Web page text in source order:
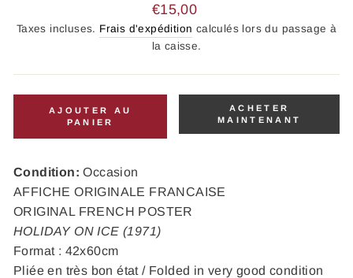
Prix
régulier
€15,00
Taxes incluses. Frais d'expédition calculés lors du passage à
la caisse.
AJOUTER AU
PANIER
ACHETER
MAINTENANT
Condition: Occasion
AFFICHE ORIGINALE FRANCAISE
ORIGINAL FRENCH POSTER
HOLIDAY ON ICE (1971)
Format : 42x60cm
Pliée en très bon état / Folded in very good condition